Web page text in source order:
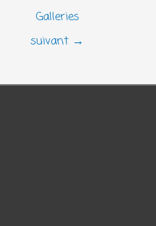
Galleries
suivant →